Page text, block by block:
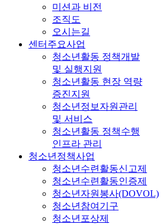
미션과 비전
조직도
오시는길
센터주요사업
청소년활동 정책개발
및 실행지원
청소년활동 현장 역량
증진지원
청소년정보자원관리
및 서비스
청소년활동 정책수행
인프라 관리
청소년정책사업
청소년수련활동신고제
청소년수련활동인증제
청소년자원봉사(DOVOL)
청소년참여기구
청소년포상제